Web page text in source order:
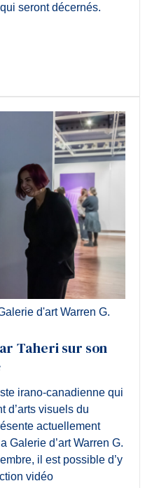
seront décernés.
d'art Warren G.
Taheri sur son
irano-canadienne qui
d’arts visuels du
actuellement
Galerie d’art Warren G.
il est possible d’y
vidéo